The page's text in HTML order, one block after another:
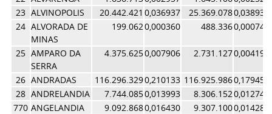
23 ALVINOPOLIS 20.442.421 0,036937 25.369.0780,038936
24 ALVORADA DE
MINAS
199.0620,000360 488.3360,000749
25 AMPARO DA
SERRA
4.375.6250,007906 2.731.1270,004192
26 ANDRADAS 116.296.3290,210133 116.925.9860,179458
28 ANDRELANDIA 7.744.0850,013993 8.306.1520,012748
770 ANGELANDIA 9.092.8680,016430 9.307.1000,014285